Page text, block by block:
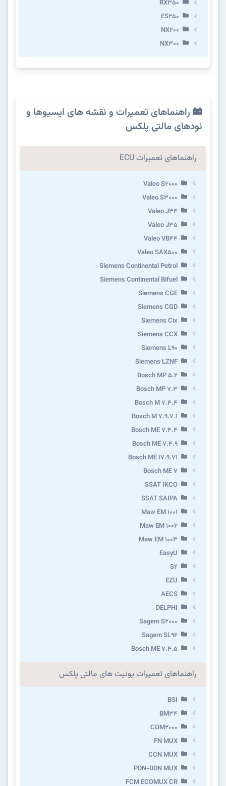
RX350
ES250
NX200
NX300
راهنماهای تعمیرات و نقشه های ایسیوها و
نودهای مالتی پلکس
راهنماهای تعمیرات ECU
Valeo S2000
Valeo S3000
Valeo J34
Valeo J35
Valeo VB44
Valeo SAX500
Siemens Continental Petrol
Siemens Continental Bifuel
Siemens CGE
Siemens CGD
Siemens Cix
Siemens CCX
Siemens L90
Siemens LZNF
Bosch MP 5.2
Bosch MP 7.3
Bosch M 7.4.4
Bosch M 7.9.7.1
Bosch ME 7.4.4
Bosch ME 7.4.9
Bosch ME 17.9.71
Bosch ME 7
SSAT IKCO
SSAT SAIPA
Maw EM 1001
Maw EM 1002
Maw EM 1003
EasyU
S2
EZU
AECS
DELPHI
Sagem S2000
Sagem SL96
Bosch ME 7.4.5
راهنماهای تعمیرات یونیت های مالتی پلکس
BSI
BM34
COM2000
FN MUX
CCN MUX
PDN-DDN MUX
FCM ECOMUX CR